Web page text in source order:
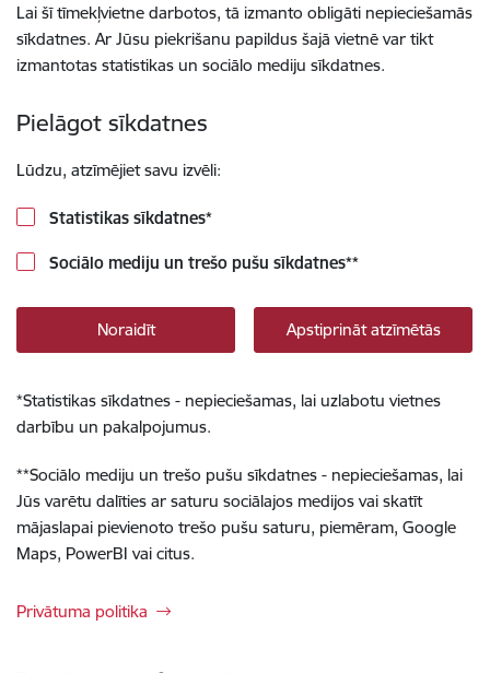
Lai šī tīmekļvietne darbotos, tā izmanto obligāti nepieciešamās
sīkdatnes. Ar Jūsu piekrišanu papildus šajā vietnē var tikt
izmantotas statistikas un sociālo mediju sīkdatnes.
Pielāgot sīkdatnes
Lūdzu, atzīmējiet savu izvēli:
Statistikas sīkdatnes*
Sociālo mediju un trešo pušu sīkdatnes**
Noraidīt Apstiprināt atzīmētās
*Statistikas sīkdatnes - nepieciešamas, lai uzlabotu vietnes
darbību un pakalpojumus.
**Sociālo mediju un trešo pušu sīkdatnes - nepieciešamas, lai
Jūs varētu dalīties ar saturu sociālajos medijos vai skatīt
mājaslapai pievienoto trešo pušu saturu, piemēram, Google
Maps, PowerBI vai citus.
Privātuma politika